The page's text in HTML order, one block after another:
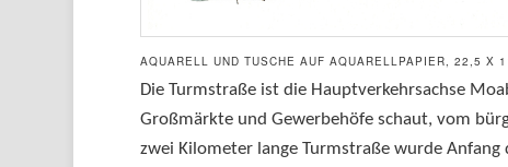
AQUARELL UND TUSCHE AUF AQUARELLPAPIER, 22,5 X
Die Turmstraße ist die Hauptverkehrsachse
Großmärkte und Gewerbehöfe schaut, vom
zwei Kilometer lange Turmstraße wurde Anfang